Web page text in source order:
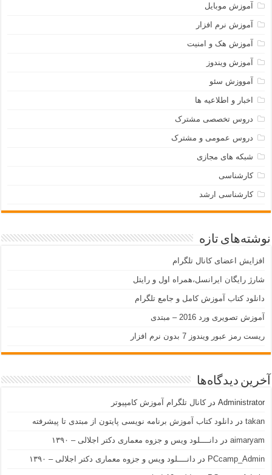
آموزش موبایل
آموزش نرم افزار
آموزش هک و امنیت
آموزش ویندوز
آمووزش سئو
اخبار و اطلاعیه ها
دروس تخصصی مشترک
دروس عمومی و مشترک
شبکه های مجازی
کارشناسی
کارشناسی ارشد
نوشته‌های تازه
افزایش اعضای کانال تلگرام
شارژ رایگان ایرانسل،همراه اول و رایتل
دانلود کتاب آموزش کامل و جامع تلگرام
آموزش تصویری ورد 2016 – مبتدی
ریست رمز عبور ویندوز 7 بدون نرم افزار
آخرین دیدگاه‌ها
Administrator درکانال تلگرام آموزش کامپیوتر
takan در دانلود کتاب آموزش برنامه نویسی پایتون از مبتدی تا پیشرفته
aimaryam در دانــــلود ویس و جزوه معماری دکتر اجلالی – ۱۳۹۰
PCcamp_Admin در دانــــلود ویس و جزوه معماری دکتر اجلالی – ۱۳۹۰